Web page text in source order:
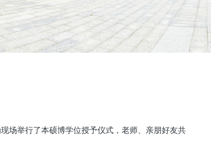
场举行了本硕博学位授予仪式，老师、亲朋好友共